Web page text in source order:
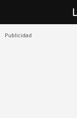
Publicidad